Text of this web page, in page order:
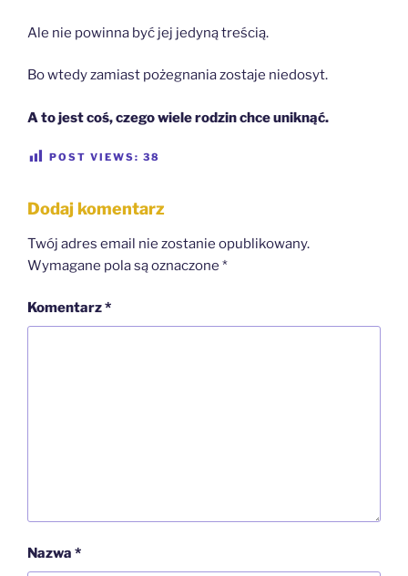
Ale nie powinna być jej jedyną treścią.
Bo wtedy zamiast pożegnania zostaje niedosyt.
A to jest coś, czego wiele rodzin chce uniknąć.
POST VIEWS: 38
Dodaj komentarz
Twój adres email nie zostanie opublikowany.
Wymagane pola są oznaczone *
Komentarz*
Nazwa *